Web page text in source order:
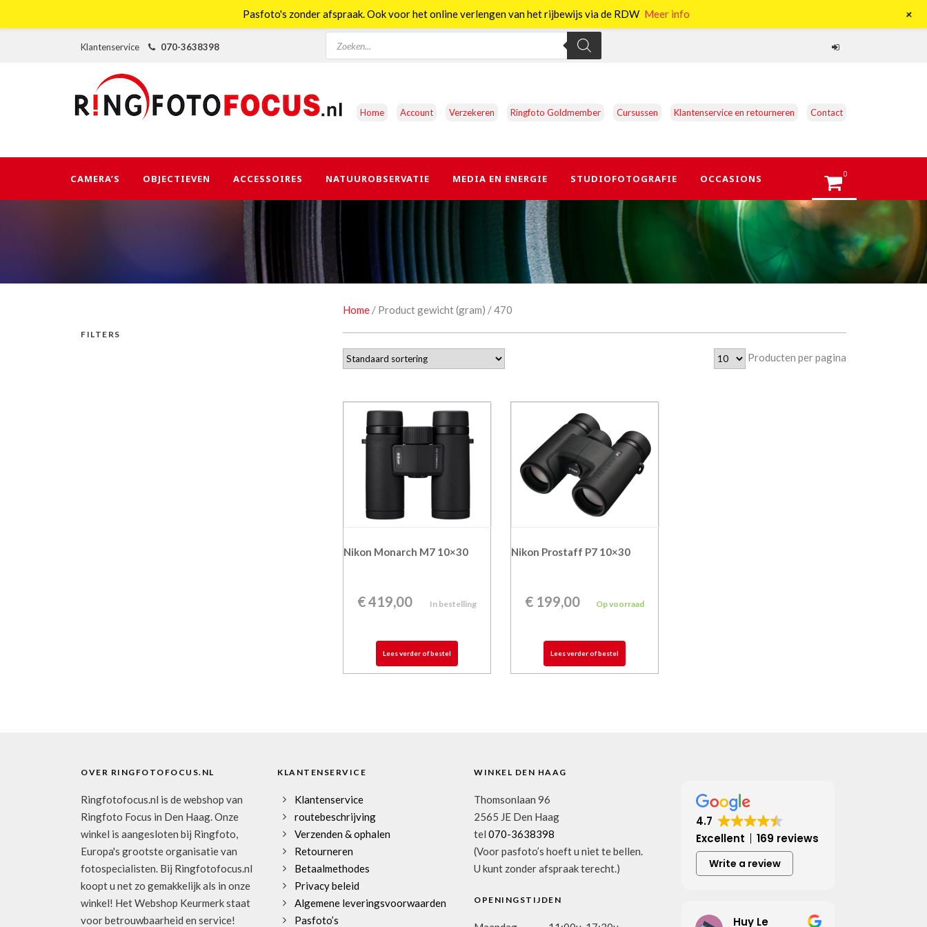
Klantenservice 070-3638398
Producten
zoeken
Home Account Verzekeren Ringfoto Goldmember Cursussen Klantenservice en retourneren Contact
CAMERA’S OBJECTIEVEN ACCESSOIRES NATUUROBSERVATIE MEDIA EN ENERGIE STUDIOFOTOGRAFIE OCCASIONS 0
Home / Product gewicht (gram) / 470
Producten per pagina
Nikon Monarch M7 10×30
€419,00 In bestelling
Lees verder of bestel
Nikon Prostaff P7 10×30
€ 199,00 Op voorraad
Lees verder of bestel
FILTERS
OVER RINGFOTOFOCUS.NL
Ringfotofocus.nl is de webshop van
Ringfoto Focus in Den Haag. Onze
winkel is aangesloten bij Ringfoto,
Europa's grootste organisatie van
fotospecialisten. Bij Ringfotofocus.nl
koopt u net zo gemakkelijk als in onze
winkel! Het Webshop Keurmerk staat
voor betrouwbaarheid en service!
KLANTENSERVICE
Klantenservice
routebeschrijving
Verzenden & ophalen
Retourneren
Betaalmethodes
Privacy beleid
Algemene leveringsvoorwaarden
Pasfoto’s
WINKEL DEN HAAG
Thomsonlaan 96
2565 JE Den Haag
tel 070-3638398
(Voor pasfoto’s hoeft u niet te bellen.
U kunt zonder afspraak terecht.)
OPENINGSTIJDEN
4.7
Excellent
169 reviews
Write a review
Huy Le
Pasfoto's zonder afspraak. Ook voor het online verlengen van het rijbewijs via de RDW Meer info +